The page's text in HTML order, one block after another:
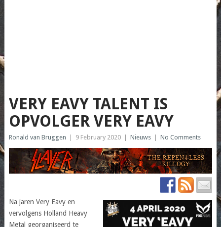
VERY EAVY TALENT IS
OPVOLGER VERY EAVY
Ronald van Bruggen 9 February 2020 Nieuws No Comments
Na jaren Very Eavy en
vervolgens Holland Heavy
Metal georganiseerd te